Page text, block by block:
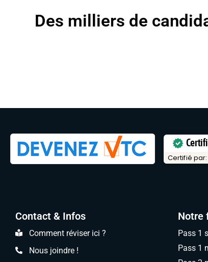
Des milliers de
Certifié par:
Contact & Infos
Comment réviser ici ?
Nous joindre !
Notre
Pass 1
Pass 1